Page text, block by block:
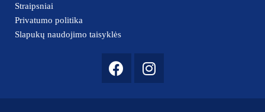
Straipsniai
Privatumo politika
Slapukų naudojimo taisyklės